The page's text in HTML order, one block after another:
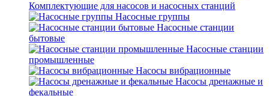
Комплектующие для насосов и насосных станций
Насосные группы
Насосные станции
бытовые
Насосные станции
промышленные
Насосы вибрационные
Насосы дренажные и
фекальные